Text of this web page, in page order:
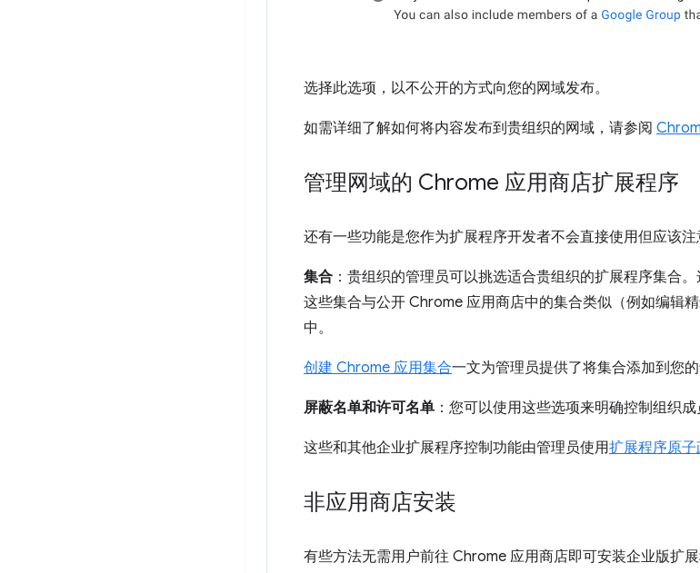
选择此选项，以不公开的方式向您的网域发布。
如需详细了解如何将内容发布到贵组织的网域，请参阅
管理网域的 Chrome 应用商店扩展程序
还有一些功能是您作为扩展程序开发者不会直接使用但应该注
集合 ：贵组织的管理员可以挑选适合贵组织的扩展程序集合。
这些集合与公开 Chrome 应用商店中的集合类似（例如编辑
中。
创建 Chrome 应用集合一文为管理员提供了将集合添加到您
屏蔽名单和许可名单 ：您可以使用这些选项来明确控制组织
这些和其他企业扩展程序控制功能由管理员使用扩展程序原
非应用商店安装
有些方法无需用户前往 Chrome 应用商店即可安装企业版扩展